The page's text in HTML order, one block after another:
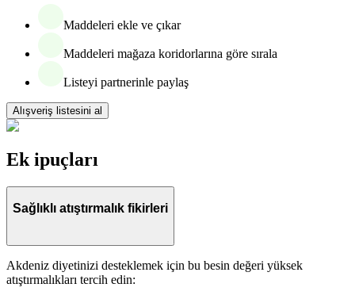
Maddeleri ekle ve çıkar
Maddeleri mağaza koridorlarına göre sırala
Listeyi partnerinle paylaş
Alışveriş listesini al
Ek ipuçları
Sağlıklı atıştırmalık fikirleri
Akdeniz diyetinizi desteklemek için bu besin değeri yüksek
atıştırmalıkları tercih edin: